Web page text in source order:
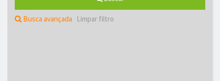
Busca avançada Limpar filtro
GRÁTIS